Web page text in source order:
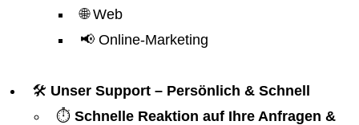
🌐 Web
📢 Online-Marketing
🛠️ Unser Support – Persönlich & Schnell
⏱️ Schnelle Reaktion auf Ihre Anfragen &